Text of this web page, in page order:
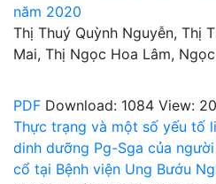
năm 2020
Thị Thuý Quỳnh Nguyễn, Thị
Mai, Thị Ngọc Hoa Lâm,
PDF Download: 1084 View:
Thực trạng và một số yếu tố
dinh dưỡng Pg-Sga của
cổ tại Bệnh viện Ung Bướu